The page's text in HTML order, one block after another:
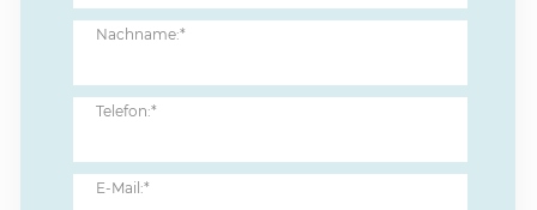
Nachname:*
Telefon:*
E-Mail:*